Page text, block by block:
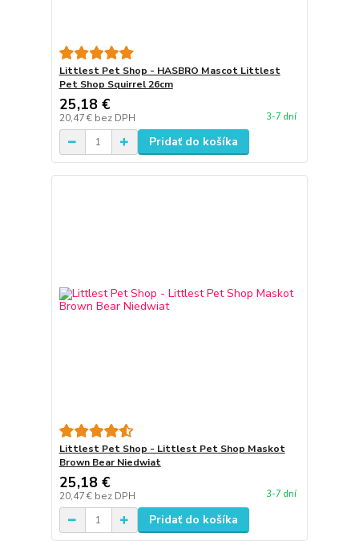
Littlest Pet Shop - HASBRO Mascot Littlest
Pet Shop Squirrel 26cm
25,18 €
20,47 € bez DPH 3-7 dní
Pridať do košíka
Littlest Pet Shop - Littlest Pet Shop Maskot
Brown Bear Niedwiat
25,18 €
20,47 € bez DPH 3-7 dní
Pridať do košíka